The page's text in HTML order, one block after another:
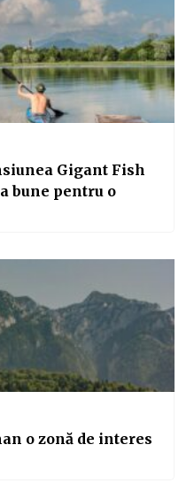
Gigant Fish
bune pentru o
o zonă de interes